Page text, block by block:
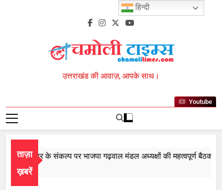
Chamoli Times
उत्तराखंड की आवाज़, आपके साथ।
Youtube
ताज़ा
ख़बरें
बार सरकार के संकल्प पर भाजपा गढ़वाल मंडल अध्यक्षों की महत्वपूर्ण बैठक
8, 2026
हिन्दी